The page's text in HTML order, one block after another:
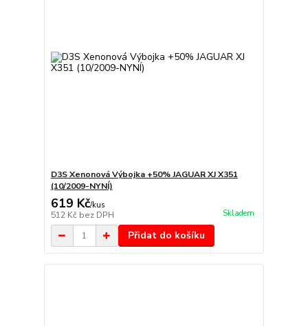
D3S Xenonová Výbojka +50% JAGUAR XJ X351
(10/2009-NYNÍ)
619 Kč/kus
512 Kč bez DPH Skladem
Přidat do košíku